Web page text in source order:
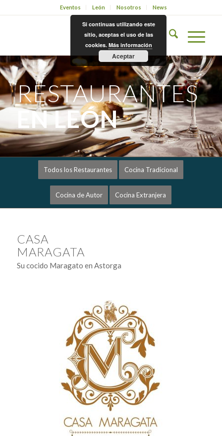
Eventos León Nosotros News
RESTAURANTES
EN LEÓN
Todos los Restaurantes Cocina Tradicional
Cocina de Autor Cocina Extranjera
CASA
MARAGATA
Su cocido Maragato en Astorga
Si continuas utilizando este
sitio, aceptas el uso de las
cookies. Más información
Aceptar